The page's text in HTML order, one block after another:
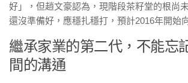
好」，但趙文豪認為，現階段茶籽堂的根尚
還沒準備好，應穩扎穩打，預計2016年開始
繼承家業的第二代，不能忘
間的溝通